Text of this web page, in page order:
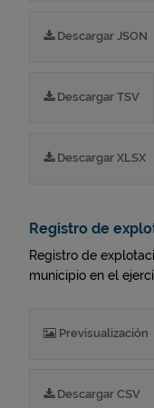
Descargar JSON
Descargar TSV
Descargar XLSX
Registro de
Registro de
municipio en el
Previsualización
Descargar CSV